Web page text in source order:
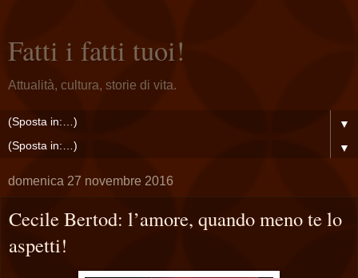
Fatti i fatti tuoi!
Attualità, cultura, storie di vita.
▼
▼
domenica 27 novembre 2016
Cecile Bertod: l’amore, quando meno te lo
aspetti!